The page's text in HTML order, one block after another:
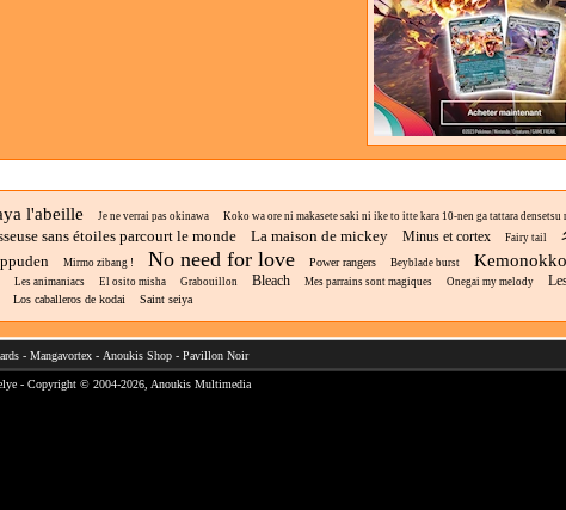
l'abeille Je ne verrai pas okinawa
Koko wa ore ni makasete saki ni ike to itte kara 10-nen ga tattara densetsu
sans étoiles parcourt le monde La maison de mickey Minus et cortex Fairy tail
Mirmo zibang ! No need for love Power rangers Beyblade burst
Les animaniacs El osito misha Grabouillon Bleach Mes parrains sont magiques Onegai my melody
Los caballeros de kodai Saint seiya
- Mangavortex- Anoukis Shop- Pavillon Noir
- Copyright © 2004-2026, Anoukis Multimedia